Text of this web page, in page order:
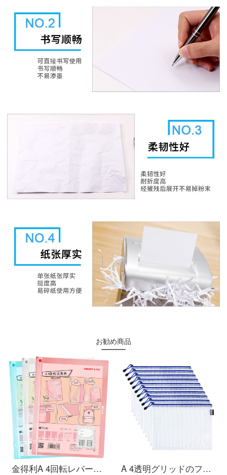
お勧め商品
金得利A 4回転レバー試験用紙SJ 009 DIY科目ラベル学生用巻物整理神器透明抽选棒レポートピンクとブルーの白米をランダムに配布します。
A 4透明グリッドのファスナー袋を10個入れて、厚みを増した防水書類袋の履歴書報告書類の袋をアップグレードしました。学生用の試験用紙の収納資料袋にはFB 8030が含まれています。